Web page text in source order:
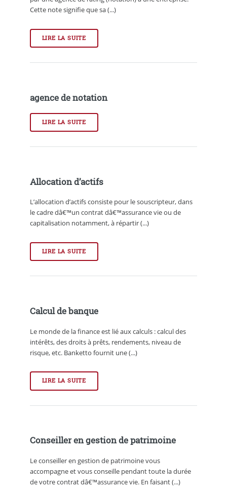
Cette note signifie que sa (...)
LIRE LA SUITE
agence de notation
LIRE LA SUITE
Allocation d’actifs
L’allocation d’actifs consiste pour le souscripteur, dans
le cadre dâ€™un contrat dâ€™assurance vie ou de
capitalisation notamment, à répartir (...)
LIRE LA SUITE
Calcul de banque
Le monde de la finance est lié aux calculs : calcul des
intérêts, des droits à prêts, rendements, niveau de
risque, etc. Banketto fournit une (...)
LIRE LA SUITE
Conseiller en gestion de patrimoine
Le conseiller en gestion de patrimoine vous
accompagne et vous conseille pendant toute la durée
de votre contrat dâ€™assurance vie. En faisant (...)